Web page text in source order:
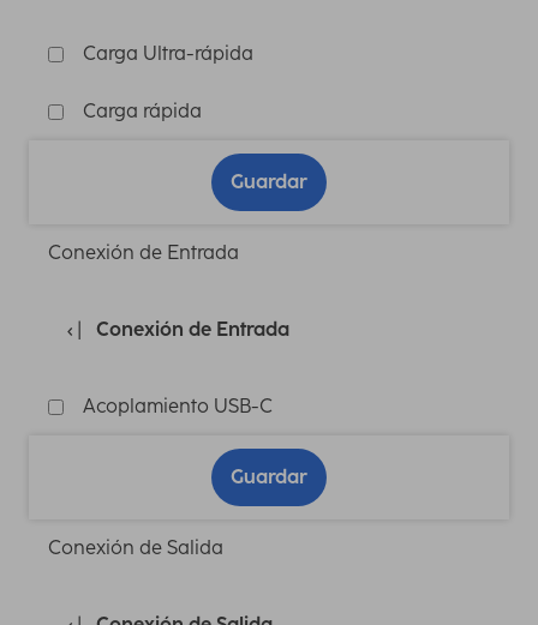
Carga Ultra-rápida
Carga rápida
Guardar
Conexión de Entrada
Conexión de Entrada
Acoplamiento USB-C
Guardar
Conexión de Salida